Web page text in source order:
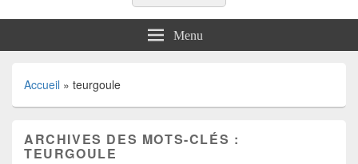
Menu
Accueil » teurgoule
ARCHIVES DES MOTS-CLÉS :
TEURGOULE